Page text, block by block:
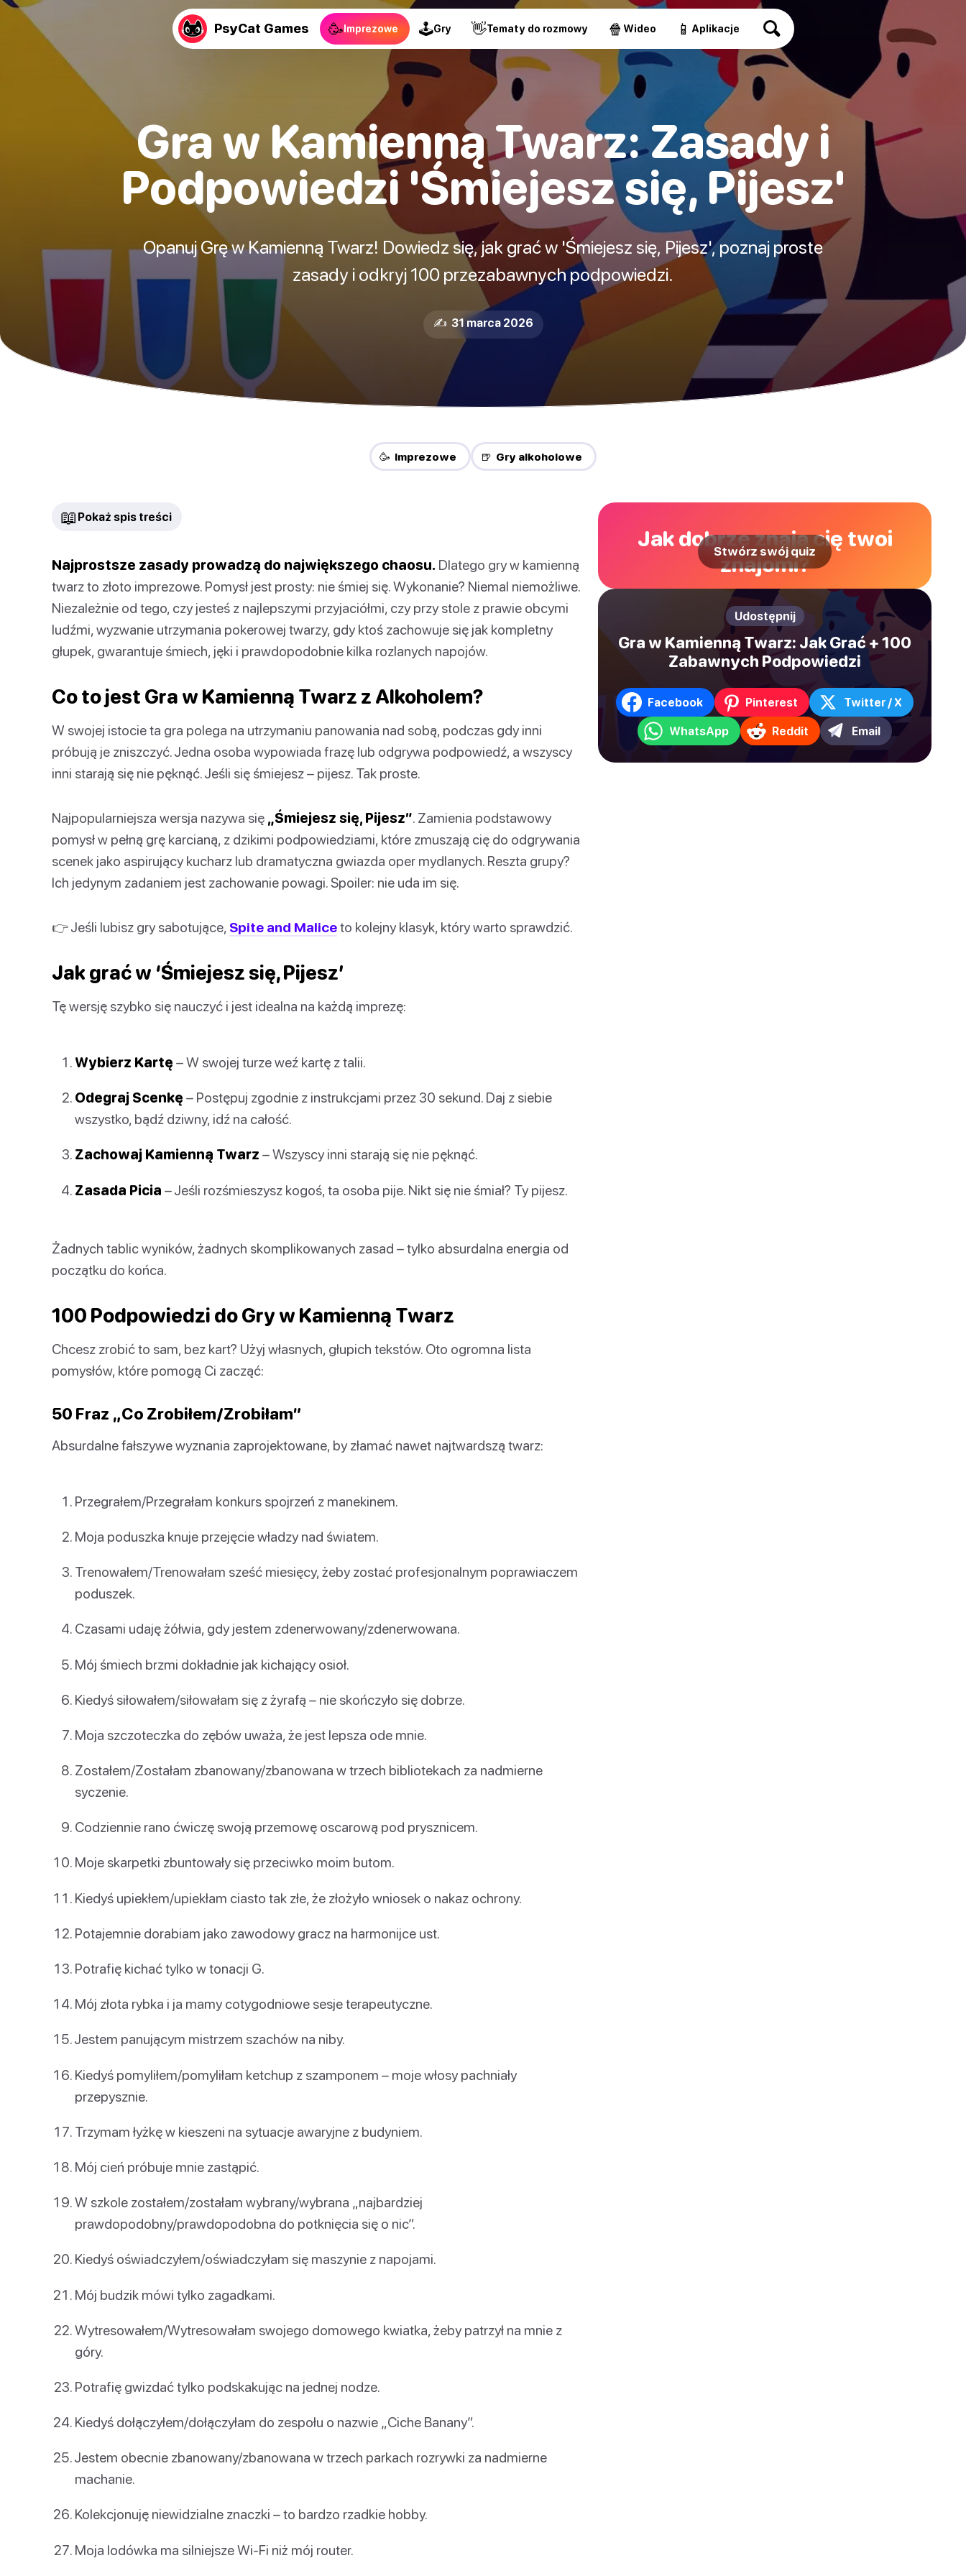
PsyCat Games 🥳Imprezowe 🕹Gry 👋Tematy do rozmowy 🍿 Wideo 📱 Aplikacje
Gra w Kamienną Twarz: Zasady i
Podpowiedzi 'Śmiejesz się, Pijesz'
Opanuj Grę w Kamienną Twarz! Dowiedz się, jak grać w 'Śmiejesz się, Pijesz', poznaj proste
zasady i odkryj 100 przezabawnych podpowiedzi.
✍️ 31 marca 2026
🥳 Imprezowe 🍺 Gry alkoholowe
📖 Pokaż spis treści
Najprostsze zasady prowadzą do największego chaosu. Dlatego gry w kamienną
twarz to złoto imprezowe. Pomysł jest prosty: nie śmiej się. Wykonanie? Niemal niemożliwe.
Niezależnie od tego, czy jesteś z najlepszymi przyjaciółmi, czy przy stole z prawie obcymi
ludźmi, wyzwanie utrzymania pokerowej twarzy, gdy ktoś zachowuje się jak kompletny
głupek, gwarantuje śmiech, jęki i prawdopodobnie kilka rozlanych napojów.
Co to jest Gra w Kamienną Twarz z Alkoholem?
W swojej istocie ta gra polega na utrzymaniu panowania nad sobą, podczas gdy inni
próbują je zniszczyć. Jedna osoba wypowiada frazę lub odgrywa podpowiedź, a wszyscy
inni starają się nie pęknąć. Jeśli się śmiejesz – pijesz. Tak proste.
Najpopularniejsza wersja nazywa się „Śmiejesz się, Pijesz”. Zamienia podstawowy
pomysł w pełną grę karcianą, z dzikimi podpowiedziami, które zmuszają cię do odgrywania
scenek jako aspirujący kucharz lub dramatyczna gwiazda oper mydlanych. Reszta grupy?
Ich jedynym zadaniem jest zachowanie powagi. Spoiler: nie uda im się.
👉 Jeśli lubisz gry sabotujące, Spite and Maliceto kolejny klasyk, który warto sprawdzić.
Jak grać w ‘Śmiejesz się, Pijesz’
Tę wersję szybko się nauczyć i jest idealna na każdą imprezę:
Wybierz Kartę – W swojej turze weź kartę z talii.
Odegraj Scenkę – Postępuj zgodnie z instrukcjami przez 30 sekund. Daj z siebie
wszystko, bądź dziwny, idź na całość.
Zachowaj Kamienną Twarz – Wszyscy inni starają się nie pęknąć.
Zasada Picia – Jeśli rozśmieszysz kogoś, ta osoba pije. Nikt się nie śmiał? Ty pijesz.
Żadnych tablic wyników, żadnych skomplikowanych zasad – tylko absurdalna energia od
początku do końca.
100 Podpowiedzi do Gry w Kamienną Twarz
Chcesz zrobić to sam, bez kart? Użyj własnych, głupich tekstów. Oto ogromna lista
pomysłów, które pomogą Ci zacząć:
50 Fraz „Co Zrobiłem/Zrobiłam”
Absurdalne fałszywe wyznania zaprojektowane, by złamać nawet najtwardszą twarz:
Przegrałem/Przegrałam konkurs spojrzeń z manekinem.
Moja poduszka knuje przejęcie władzy nad światem.
Trenowałem/Trenowałam sześć miesięcy, żeby zostać profesjonalnym poprawiaczem
poduszek.
Czasami udaję żółwia, gdy jestem zdenerwowany/zdenerwowana.
Mój śmiech brzmi dokładnie jak kichający osioł.
Kiedyś siłowałem/siłowałam się z żyrafą – nie skończyło się dobrze.
Moja szczoteczka do zębów uważa, że jest lepsza ode mnie.
Zostałem/Zostałam zbanowany/zbanowana w trzech bibliotekach za nadmierne
syczenie.
Codziennie rano ćwiczę swoją przemowę oscarową pod prysznicem.
Moje skarpetki zbuntowały się przeciwko moim butom.
Kiedyś upiekłem/upiekłam ciasto tak złe, że złożyło wniosek o nakaz ochrony.
Potajemnie dorabiam jako zawodowy gracz na harmonijce ust.
Potrafię kichać tylko w tonacji G.
Mój złota rybka i ja mamy cotygodniowe sesje terapeutyczne.
Jestem panującym mistrzem szachów na niby.
Kiedyś pomyliłem/pomyliłam ketchup z szamponem – moje włosy pachniały
przepysznie.
Trzymam łyżkę w kieszeni na sytuacje awaryjne z budyniem.
Mój cień próbuje mnie zastąpić.
W szkole zostałem/zostałam wybrany/wybrana „najbardziej
prawdopodobny/prawdopodobna do potknięcia się o nic”.
Kiedyś oświadczyłem/oświadczyłam się maszynie z napojami.
Mój budzik mówi tylko zagadkami.
Wytresowałem/Wytresowałam swojego domowego kwiatka, żeby patrzył na mnie z
góry.
Potrafię gwizdać tylko podskakując na jednej nodze.
Kiedyś dołączyłem/dołączyłam do zespołu o nazwie „Ciche Banany”.
Jestem obecnie zbanowany/zbanowana w trzech parkach rozrywki za nadmierne
machanie.
Kolekcjonuję niewidzialne znaczki – to bardzo rzadkie hobby.
Moja lodówka ma silniejsze Wi-Fi niż mój router.
Jak dobrze znają cię twoi
znajomi?
Stwórz swój quiz
Udostępnij
Gra w Kamienną Twarz: Jak Grać + 100
Zabawnych Podpowiedzi
Facebook Pinterest Twitter / X
WhatsApp Reddit Email